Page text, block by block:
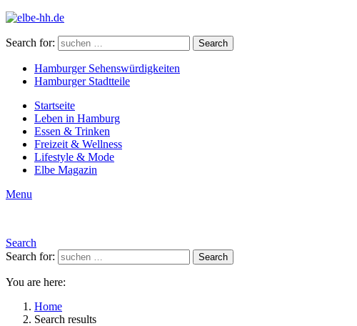
Search for: Search
Hamburger Sehenswürdigkeiten
Hamburger Stadtteile
Startseite
Leben in Hamburg
Essen & Trinken
Freizeit & Wellness
Lifestyle & Mode
Elbe Magazin
Menu
Search
Search for:
Search
You are here:
Home
Search results